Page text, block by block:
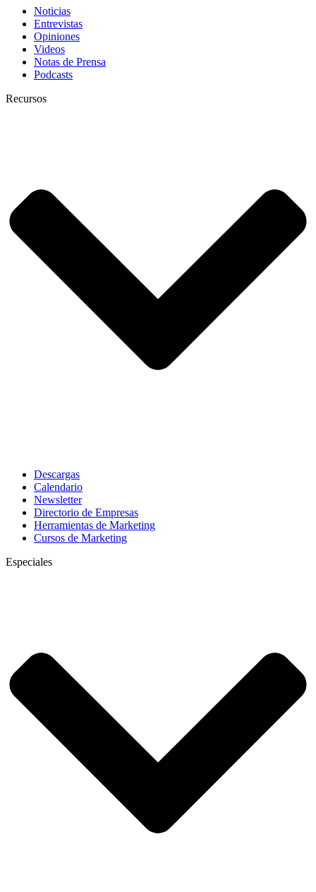
Noticias
Entrevistas
Opiniones
Videos
Notas de Prensa
Podcasts
Recursos
Descargas
Calendario
Newsletter
Directorio de Empresas
Herramientas de Marketing
Cursos de Marketing
Especiales